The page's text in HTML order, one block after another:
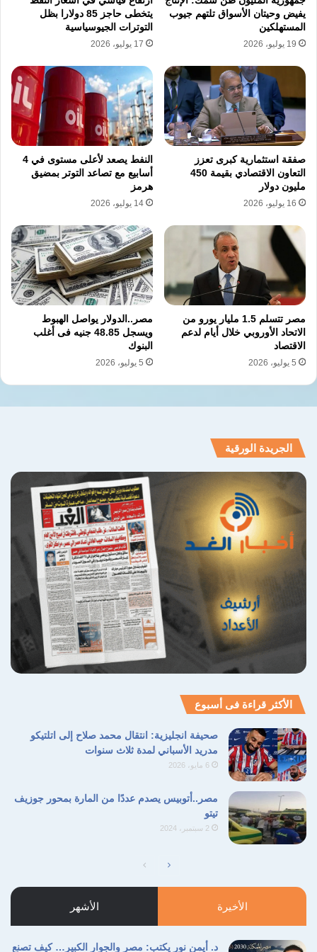
النقدية، ما أضعف جاذبية المعدن النفيس الذي لا
يدر عائدا.
وانخفض الذهب في المعاملات الفورية بنسبة
2.4% إلى 4144.00 دولار للأونصة، فيما تراجعت
العقود الأمريكية الآجلة للذهب تسليم أغسطس
بنسبة 2.3% إلى 4146.90 دولار للأونصة.
يفيض وحيتان الأسواق تلتهم جيوب
المستهلكين
19 يوليو، 2026
يتخطى حاجز 85 دولارا بظل
التوترات الجيوسياسية
17 يوليو، 2026
صفقة استثمارية كبرى تعزز
التعاون الاقتصادي بقيمة 450
مليون دولار
16 يوليو، 2026
النفط يصعد لأعلى مستوى في 4
أسابيع مع تصاعد التوتر بمضيق
هرمز
14 يوليو، 2026
مصر تتسلم 1.5 مليار يورو من
الاتحاد الأوروبي خلال أيام لدعم
الاقتصاد
5 يوليو، 2026
مصر..الدولار يواصل الهبوط
ويسجل 48.85 جنيه فى أغلب
البنوك
5 يوليو، 2026
الجريدة الورقية
الأكثر قراءة فى أسبوع
صحيفة انجليزية: انتقال محمد صلاح إلى اتلتيكو
مدريد الأسباني لمدة ثلاث سنوات
6 مايو، 2026
مصر..أتوبيس يصدم عددًا من المارة بمحور جوزيف
تيتو
2 سبتمبر، 2024
الصفحة
السابقة
الصفحة
التالية
الأخيرة الأشهر
د. أيمن نور يكتب: مصر والجوار الكبير… كيف تصنع